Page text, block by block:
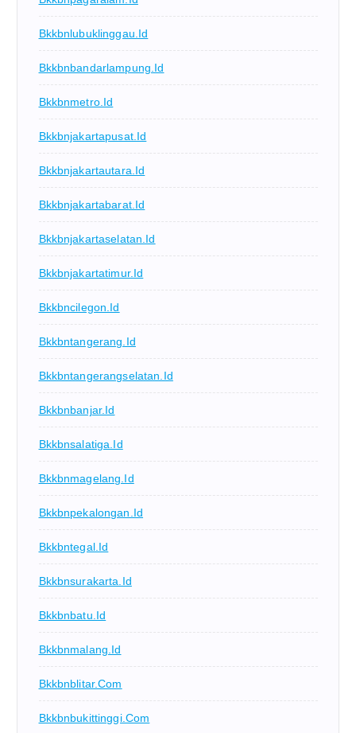
Bkkbnlubuklinggau.id
Bkkbnbandarlampung.id
Bkkbnmetro.id
Bkkbnjakartapusat.id
Bkkbnjakartautara.id
Bkkbnjakartabarat.id
Bkkbnjakartaselatan.id
Bkkbnjakartatimur.id
Bkkbncilegon.id
Bkkbntangerang.id
Bkkbntangerangselatan.id
Bkkbnbanjar.id
Bkkbnsalatiga.id
Bkkbnmagelang.id
Bkkbnpekalongan.id
Bkkbntegal.id
Bkkbnsurakarta.id
Bkkbnbatu.id
Bkkbnmalang.id
Bkkbnblitar.com
Bkkbnbukittinggi.com